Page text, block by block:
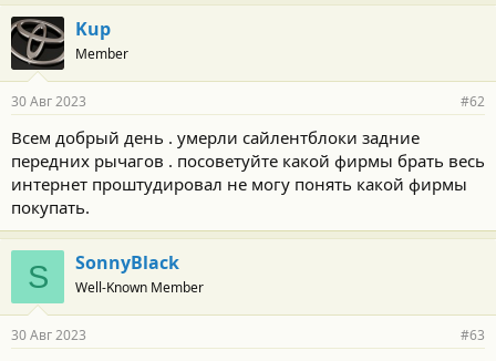
Kup
Member
30 Авг 2023 #62
Всем добрый день . умерли сайлентблоки задние
передних рычагов . посоветуйте какой фирмы брать весь
интернет проштудировал не могу понять какой фирмы
покупать.
S SonnyBlack
Well-Known Member
30 Авг 2023 #63